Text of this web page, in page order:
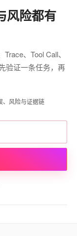
风险都有
、Tool Call、
验证一条任务，再
、风险与证据链